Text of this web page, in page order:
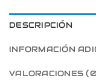
DESCRIPCIÓN
INFORMACIÓN
VALORACIONES